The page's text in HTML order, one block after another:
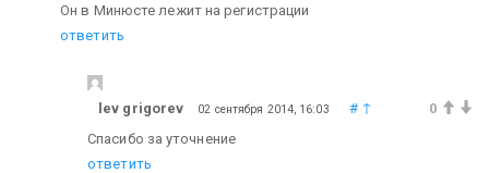
Он в Минюсте лежит на регистрации
ответить
lev grigorev 02 сентября 2014, 16:03 # ↑
0
Спасибо за уточнение
ответить